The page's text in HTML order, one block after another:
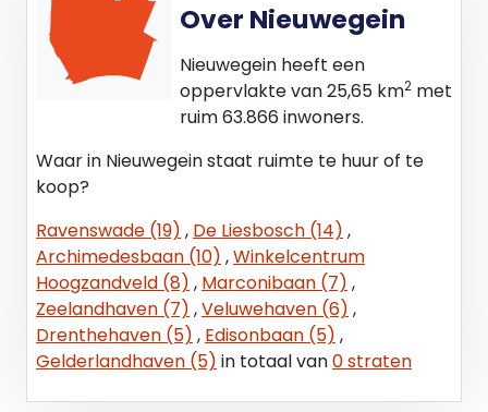
Parkeren
Parkeren is mogelijk op de openbare weg.
5 (vijf) parkeerplaatsen op eigen terrein.
Gebruiksmogelijkheden
Bedrijfsruimte en kantoorruimte.
EUR 36.600,- per jaar (EUR 3.050,- per maand) te
vermeerderen met BTW,
Huurprijsaanpassing
Jaarlijks, op basis van de wijziging van het
maandprijsindexcijfer, volgens de
Over Nieuwegein
Nieuwegein heeft een
oppervlakte van 25,65 km2 met
ruim 63.866 inwoners.
Waar in Nieuwegein staat ruimte te huur of te
koop?
Ravenswade (19) , De Liesbosch (14) ,
Archimedesbaan (10) ,Winkelcentrum
Hoogzandveld (8) , Marconibaan (7) ,
Zeelandhaven (7) ,Veluwehaven (6) ,
Drenthehaven (5) , Edisonbaan (5) ,
Gelderlandhaven (5) in totaal van0 straten